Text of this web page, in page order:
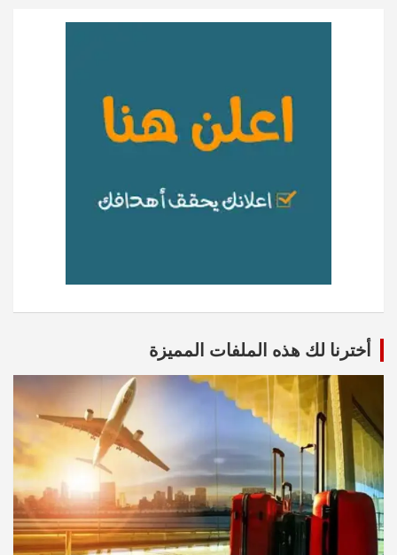
أخترنا لك هذه الملفات المميزة